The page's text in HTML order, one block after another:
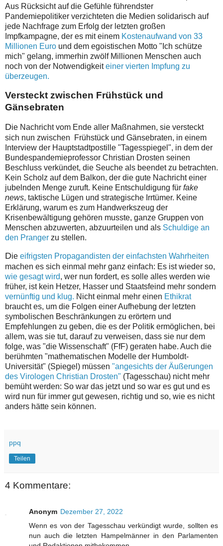
Aus Rücksicht auf die Gefühle führendster
Pandemiepolitiker verzichteten die Medien solidarisch auf
jede Nachfrage zum Erfolg der letzten großen
Impfkampagne, der es mit einem Kostenaufwand von 33
Millionen Euro und dem egoistischen Motto "Ich schütze
mich" gelang, immerhin zwölf Millionen Menschen auch
noch von der Notwendigkeiteiner vierten Impfung zu
überzeugen.
Versteckt zwischen Frühstück und
Gänsebraten
Die Nachricht vom Ende aller Maßnahmen, sie versteckt
sich nun zwischen Frühstück und Gänsebraten, in einem
Interview der Hauptstadtpostille "Tagesspiegel", in dem der
Bundespandemieprofessor Christian Drosten seinen
Beschluss verkündet, die Seuche als beendet zu betrachten.
Kein Scholz auf dem Balkon, der die gute Nachricht einer
jubelnden Menge zuruft. Keine Entschuldigung für fake
news, taktische Lügen und strategische Irrtümer. Keine
Erklärung, warum es zum Handwerkszeug der
Krisenbewältigung gehören musste, ganze Gruppen von
Menschen abzuwerten, abzuurteilen und als Schuldige an
den Pranger zu stellen.
Die eifrigsten Propagandisten der einfachsten Wahrheiten
machen es sich einmal mehr ganz einfach: Es ist wieder so,
wie gesagt wird, wer nun fordert, es solle alles werden wie
früher, ist kein Hetzer, Hasser und Staatsfeind mehr sondern
vernünftig und klug. Nicht einmal mehr einen Ethikrat
braucht es, um die Folgen einer Aufhebung der letzten
symbolischen Beschränkungen zu erörtern und
Empfehlungen zu geben, die es der Politik ermöglichen, bei
allem, was sie tut, darauf zu verweisen, dass sie nur dem
folge, was "die Wissenschaft" (FfF) geraten habe. Auch die
berühmten "mathematischen Modelle der Humboldt-
Universität" (Spiegel) müssen "angesichts der Äußerungen
des Virologen Christian Drosten" (Tagesschau) nicht mehr
bemüht werden: So war das jetzt und so war es gut und es
wird nun für immer gut gewesen, richtig und so, wie es nicht
anders hätte sein können.
ppq
Teilen
4 Kommentare:
Anonym Dezember 27, 2022
Wenn es von der Tagesschau verkündigt wurde, sollten es
nun auch die letzten Hampelmänner in den Parlamenten